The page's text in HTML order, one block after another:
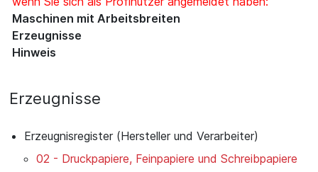
Maschinen mit Arbeitsbreiten
Erzeugnisse
Hinweis
Erzeugnisse
Erzeugnisregister (Hersteller und Verarbeiter)
02 - Druckpapiere, Feinpapiere und Schreibpapiere